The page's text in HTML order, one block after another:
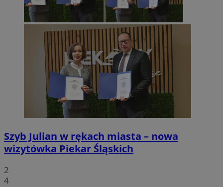
Szyb Julian w rękach miasta – nowa
wizytówka Piekar Śląskich
2
4